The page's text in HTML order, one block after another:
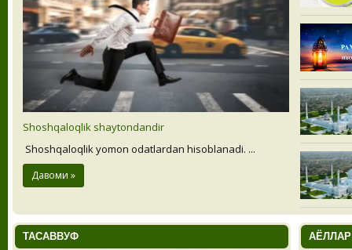
Shoshqaloqlik shaytondandir
Shoshqaloqlik yomon odatlardan hisoblanadi. ...
Давоми »
ТАСАВВУФ